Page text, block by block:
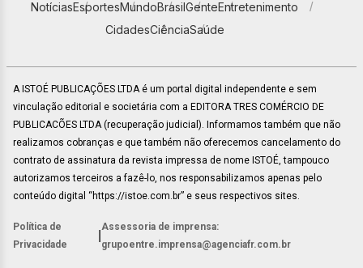
NotíciasEsportesMundoBrasilGenteEntretenimento
CidadesCiênciaSaúde
A ISTOÉ PUBLICAÇÕES LTDA é um portal digital independente e sem
vinculação editorial e societária com a EDITORA TRES COMÉRCIO DE
PUBLICACÕES LTDA (recuperação judicial). Informamos também que não
realizamos cobranças e que também não oferecemos cancelamento do
contrato de assinatura da revista impressa de nome ISTOÉ, tampouco
autorizamos terceiros a fazê-lo, nos responsabilizamos apenas pelo
conteúdo digital “https://istoe.com.br” e seus respectivos sites.
Política de
Privacidade
Assessoria de imprensa:
grupoentre.imprensa@agenciafr.com.br